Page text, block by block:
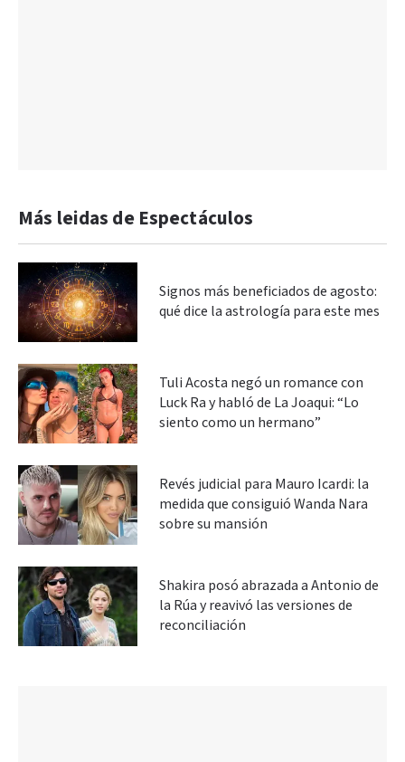
Más leidas de Espectáculos
Signos más beneficiados de agosto:
qué dice la astrología para este mes
Tuli Acosta negó un romance con
Luck Ra y habló de La Joaqui: “Lo
siento como un hermano”
Revés judicial para Mauro Icardi: la
medida que consiguió Wanda Nara
sobre su mansión
Shakira posó abrazada a Antonio de
la Rúa y reavivó las versiones de
reconciliación